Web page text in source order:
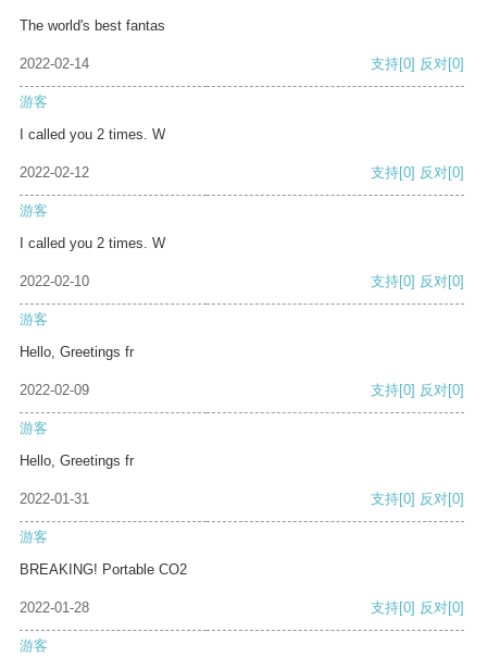
The world's best fantas
2022-02-14 支持[0] 反对[0]
游客
I called you 2 times. W
2022-02-12 支持[0] 反对[0]
游客
I called you 2 times. W
2022-02-10 支持[0] 反对[0]
游客
Hello, Greetings fr
2022-02-09 支持[0] 反对[0]
游客
Hello, Greetings fr
2022-01-31 支持[0] 反对[0]
游客
BREAKING! Portable CO2
2022-01-28 支持[0] 反对[0]
游客